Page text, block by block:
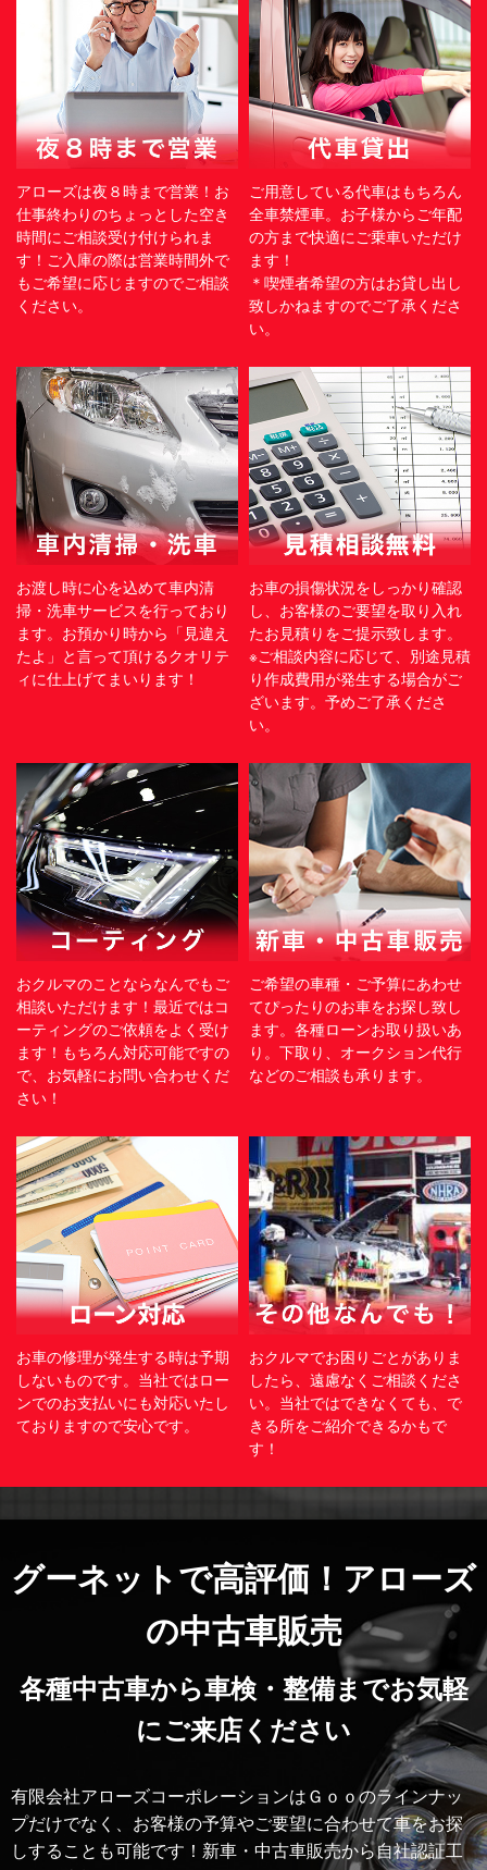
アローズは夜８時まで営業！お
仕事終わりのちょっとした空き
時間にご相談受け付けられま
す！ご入庫の際は営業時間外で
もご希望に応じますのでご相談
ください。
ご用意している代車はもちろん
全車禁煙車。お子様からご年配
の方まで快適にご乗車いただけ
ます！
＊喫煙者希望の方はお貸し出し
致しかねますのでご了承くださ
い。
お渡し時に心を込めて車内清
掃・洗車サービスを行っており
ます。お預かり時から「見違え
たよ」と言って頂けるクオリテ
ィに仕上げてまいります！
お車の損傷状況をしっかり確認
し、お客様のご要望を取り入れ
たお見積りをご提示致します。
※ご相談内容に応じて、別途見積
り作成費用が発生する場合がご
ざいます。予めご了承くださ
い。
おクルマのことならなんでもご
相談いただけます！最近ではコ
ーティングのご依頼をよく受け
ます！もちろん対応可能ですの
で、お気軽にお問い合わせくだ
さい！
ご希望の車種・ご予算にあわせ
てぴったりのお車をお探し致し
ます。各種ローンお取り扱いあ
り。下取り、オークション代行
などのご相談も承ります。
お車の修理が発生する時は予期
しないものです。当社ではロー
ンでのお支払いにも対応いたし
ておりますので安心です。
おクルマでお困りごとがありま
したら、遠慮なくご相談くださ
い。当社ではできなくても、で
きる所をご紹介できるかもで
す！
グーネットで高評価！アローズ
の中古車販売
各種中古車から車検・整備までお気軽
にご来店ください
有限会社アローズコーポレーションはＧｏｏのラインナッ
プだけでなく、お客様の予算やご要望に合わせて車をお探
しすることも可能です！新車・中古車販売から自社認証工